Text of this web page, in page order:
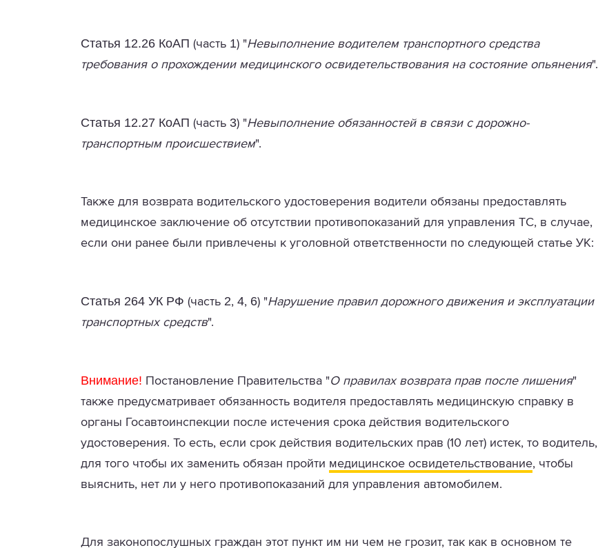
Статья 12.26 КоАП (часть 1) "Невыполнение водителем транспортного средства
требования о прохождении медицинского освидетельствования на состояние опьянения".
Статья 12.27 КоАП (часть 3) "Невыполнение обязанностей в связи с дорожно-
транспортным происшествием".
Также для возврата водительского удостоверения водители обязаны предоставлять
медицинское заключение об отсутствии противопоказаний для управления ТС, в случае,
если они ранее были привлечены к уголовной ответственности по следующей статье УК:
Статья 264 УК РФ (часть 2, 4, 6) "Нарушение правил дорожного движения и эксплуатации
транспортных средств".
Внимание! Постановление Правительства "О правилах возврата прав после лишения"
также предусматривает обязанность водителя предоставлять медицинскую справку в
органы Госавтоинспекции после истечения срока действия водительского
удостоверения. То есть, если срок действия водительских прав (10 лет) истек, то водитель,
для того чтобы их заменить обязан пройти медицинское освидетельствование, чтобы
выяснить, нет ли у него противопоказаний для управления автомобилем.
Для законопослушных граждан этот пункт им ни чем не грозит, так как в основном те